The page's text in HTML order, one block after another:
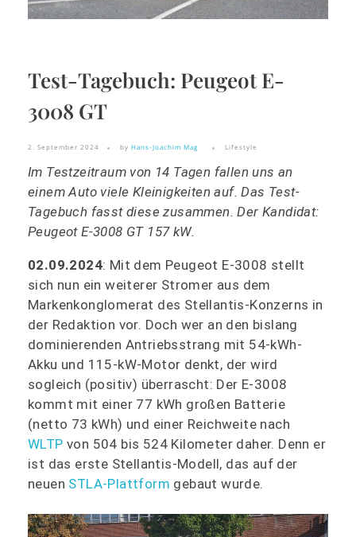
Test-Tagebuch: Peugeot E-
3008 GT
2. September 2024 by Hans-Joachim Mag Lifestyle
Im Testzeitraum von 14 Tagen fallen uns an
einem Auto viele Kleinigkeiten auf. Das Test-
Tagebuch fasst diese zusammen. Der Kandidat:
Peugeot E-3008 GT 157 kW.
02.09.2024: Mit dem Peugeot E-3008 stellt
sich nun ein weiterer Stromer aus dem
Markenkonglomerat des Stellantis-Konzerns in
der Redaktion vor. Doch wer an den bislang
dominierenden Antriebsstrang mit 54-kWh-
Akku und 115-kW-Motor denkt, der wird
sogleich (positiv) überrascht: Der E-3008
kommt mit einer 77 kWh großen Batterie
(netto 73 kWh) und einer Reichweite nach
WLTP von 504 bis 524 Kilometer daher. Denn er
ist das erste Stellantis-Modell, das auf der
neuen STLA-Plattform gebaut wurde.